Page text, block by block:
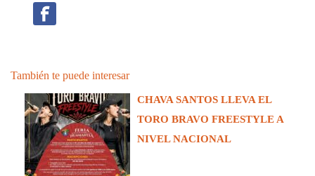
También te puede interesar
CHAVA SANTOS LLEVA EL
TORO BRAVO FREESTYLE A
NIVEL NACIONAL